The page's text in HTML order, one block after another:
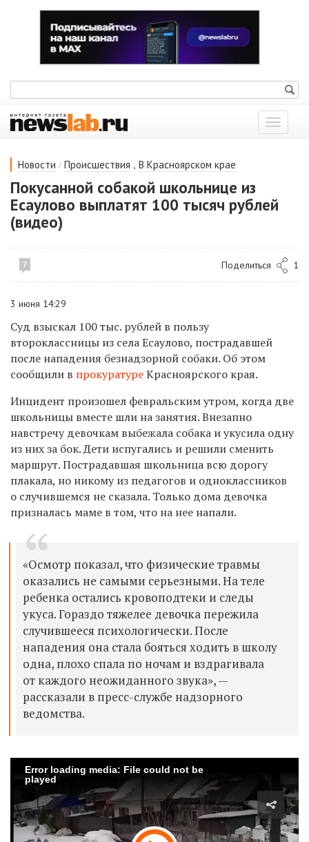
Показать
меню
Новости / Происшествия , В Красноярском крае
Покусанной собакой школьнице из
Есаулово выплатят 100 тысяч рублей
(видео)
7 Поделиться 1
3 июня 14:29
Суд взыскал 100 тыс. рублей в пользу
второклассницы из села Есаулово, пострадавшей
после нападения безнадзорной собаки. Об этом
сообщили в прокуратуреКрасноярского края.
Инцидент произошел февральским утром, когда две
школьницы вместе шли на занятия. Внезапно
навстречу девочкам выбежала собака и укусила одну
из них за бок. Дети испугались и решили сменить
маршрут. Пострадавшая школьница всю дорогу
плакала, но никому из педагогов и одноклассников
о случившемся не сказала. Только дома девочка
призналась маме в том, что на нее напали.
«Осмотр показал, что физические травмы
оказались не самыми серьезными. На теле
ребенка остались кровоподтеки и следы
укуса. Гораздо тяжелее девочка пережила
случившееся психологически. После
нападения она стала бояться ходить в школу
одна, плохо спала по ночам и вздрагивала
от каждого неожиданного звука», —
рассказали в пресс-службе надзорного
ведомства.
Error loading media: File could not be
played